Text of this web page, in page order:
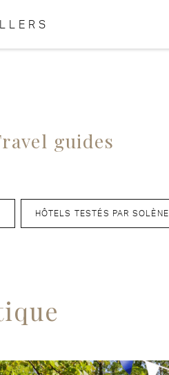
guides
HÔTELS TESTÉS PAR SOLÈNE